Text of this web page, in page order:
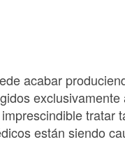
acabar
tratar
están siendo